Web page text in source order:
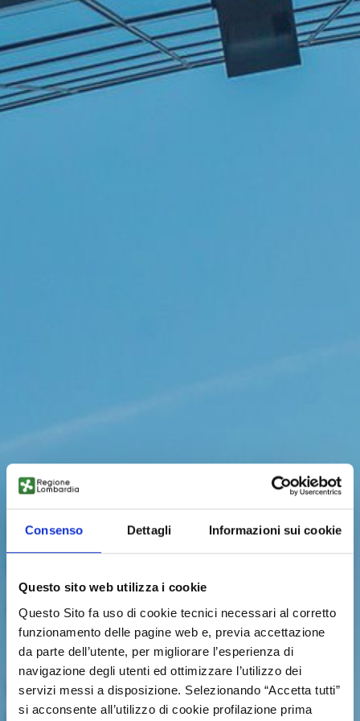
Consenso Dettagli Informazioni sui cookie
Questo sito web utilizza i cookie
Questo Sito fa uso di cookie tecnici necessari al corretto
funzionamento delle pagine web e, previa accettazione
da parte dell’utente, per migliorare l’esperienza di
navigazione degli utenti ed ottimizzare l’utilizzo dei
servizi messi a disposizione. Selezionando “Accetta tutti”
si acconsente all’utilizzo di cookie profilazione prima
REGIONAL FORUM
ON RESEARCH
AND INNOVATION
Regione Lombardia is looking for 10
experts on technological and